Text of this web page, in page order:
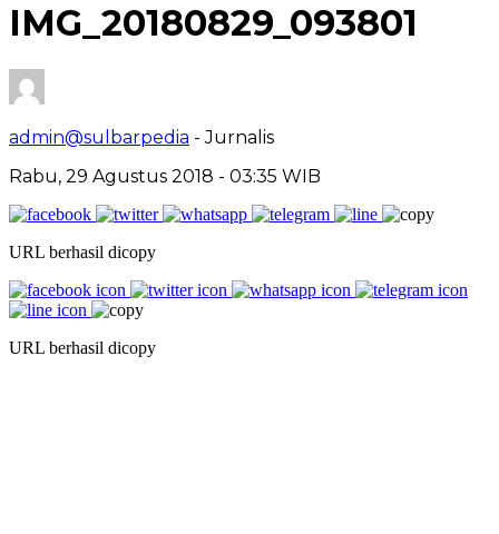
IMG_20180829_093801
admin@sulbarpedia - Jurnalis
Rabu, 29 Agustus 2018 - 03:35 WIB
URL berhasil dicopy
URL berhasil dicopy